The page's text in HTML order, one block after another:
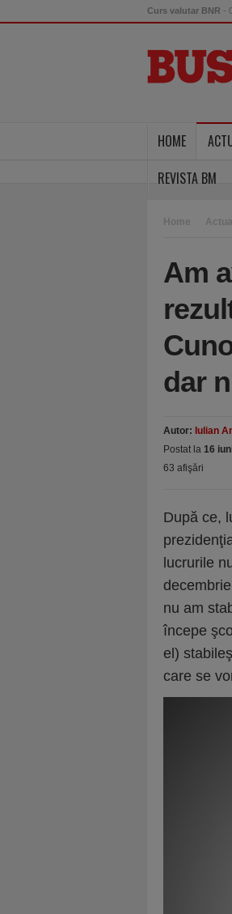
Curs valutar BNR -
HOME
REVISTA BM
Home
Am
dar
Autor: Iulian
Postat la 16
63 afişări
După ce,
lucrurile
nu am
începe
el)
care se